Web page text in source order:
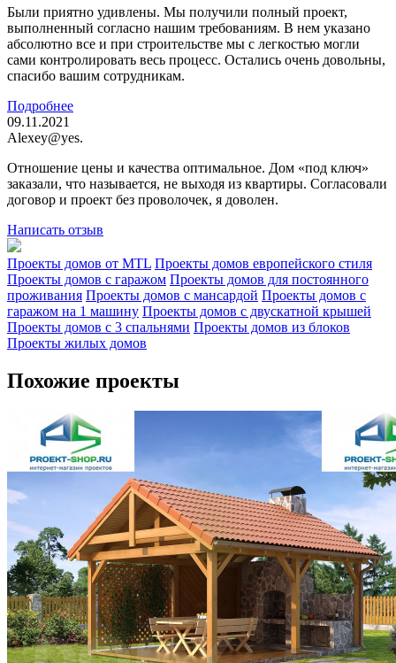
Были приятно удивлены. Мы получили полный проект,
выполненный согласно нашим требованиям. В нем указано
абсолютно все и при строительстве мы с легкостью могли
сами контролировать весь процесс. Остались очень довольны,
спасибо вашим сотрудникам.
Подробнее
09.11.2021
Alexey@yes.
Отношение цены и качества оптимальное. Дом «под ключ»
заказали, что называется, не выходя из квартиры. Согласовали
договор и проект без проволочек, я доволен.
Написать отзыв
Проекты домов от MTL Проекты домов европейского стиля
Проекты домов с гаражом Проекты домов для постоянного
проживания Проекты домов с мансардой Проекты домов с
гаражом на 1 машину Проекты домов с двускатной крышей
Проекты домов с 3 спальнями Проекты домов из блоков
Проекты жилых домов
Похожие проекты